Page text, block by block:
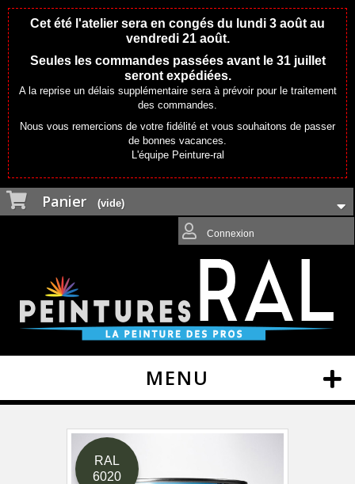
Cet été l'atelier sera en congés du lundi 3 août au
vendredi 21 août.
Seules les commandes passées avant le 31 juillet
seront expédiées.
A la reprise un délais supplémentaire sera à prévoir pour le traitement
des commandes.
Nous vous remercions de votre fidélité et vous souhaitons de passer
de bonnes vacances.
L'équipe Peinture-ral
Panier (vide)
Connexion
MENU
RAL
6020